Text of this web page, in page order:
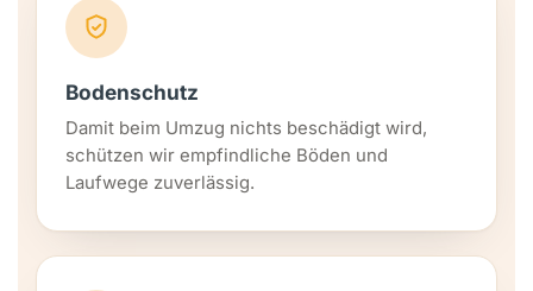
Bodenschutz
Damit beim Umzug nichts beschädigt wird,
schützen wir empfindliche Böden und
Laufwege zuverlässig.